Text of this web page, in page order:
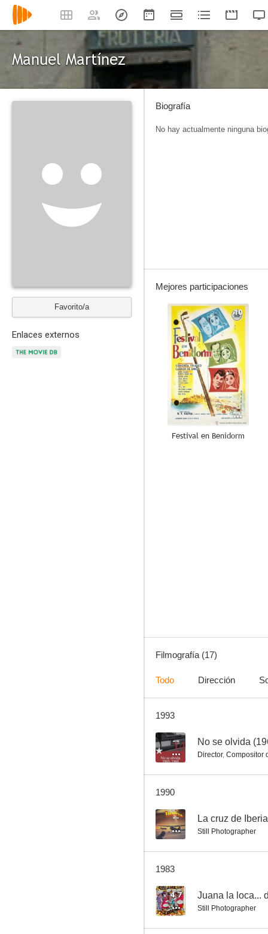
Manuel Martínez
Favorito/a
Enlaces externos
Biografía
No hay actualmente ninguna
Mejores participaciones
10
Festival en Benidorm
--
Filmografía (17)
Todo Dirección
1993
-- No se olvida
Director, Compositor
1990
-- La cruz de Iberia
Still Photographer
1983
4.7 Juana la loca...
Still Photographer